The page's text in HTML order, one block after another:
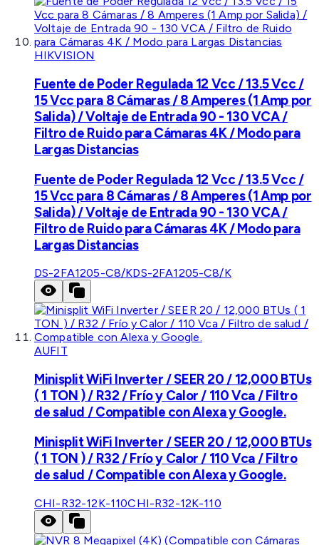
HIKVISION
Fuente de Poder Regulada 12 Vcc / 13.5 Vcc /
15 Vcc para 8 Cámaras / 8 Amperes (1 Amp por
Salida) / Voltaje de Entrada 90 - 130 VCA /
Filtro de Ruido para Cámaras 4K / Modo para
Largas Distancias
Fuente de Poder Regulada 12 Vcc / 13.5 Vcc /
15 Vcc para 8 Cámaras / 8 Amperes (1 Amp por
Salida) / Voltaje de Entrada 90 - 130 VCA /
Filtro de Ruido para Cámaras 4K / Modo para
Largas Distancias
DS-2FA1205-C8/KDS-2FA1205-C8/K
AUFIT
Minisplit WiFi Inverter / SEER 20 / 12,000 BTUs
( 1 TON ) / R32 / Frío y Calor / 110 Vca / Filtro
de salud / Compatible con Alexa y Google.
Minisplit WiFi Inverter / SEER 20 / 12,000 BTUs
( 1 TON ) / R32 / Frío y Calor / 110 Vca / Filtro
de salud / Compatible con Alexa y Google.
CHI-R32-12K-110CHI-R32-12K-110